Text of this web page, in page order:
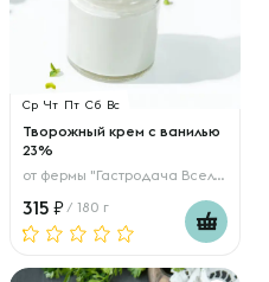
Ср Чт Пт Сб Вс
Творожный крем с ванилью
23%
от фермы "Гастродача Вселуг"
315 / 180 г